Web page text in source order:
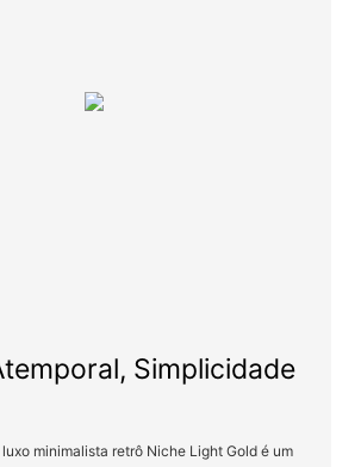
Simplicidade
minimalista retrô Niche Light Gold é um